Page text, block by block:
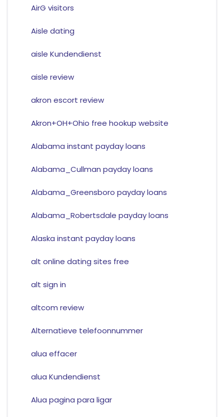
AirG visitors
Aisle dating
aisle Kundendienst
aisle review
akron escort review
Akron+OH+Ohio free hookup website
Alabama instant payday loans
Alabama_Cullman payday loans
Alabama_Greensboro payday loans
Alabama_Robertsdale payday loans
Alaska instant payday loans
alt online dating sites free
alt sign in
altcom review
Alternatieve telefoonnummer
alua effacer
alua Kundendienst
Alua pagina para ligar